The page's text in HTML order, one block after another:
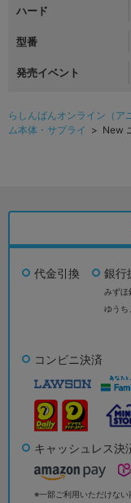
ハード
型番
発売イベント
らしんばんオンライン（ア
ム本体・サプライ > New
代金引換 銀行
みずほ
ゆうち
コンビニ決済
キャッシュレス決
※一部ご利用いただけない